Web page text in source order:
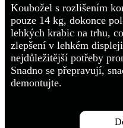
Koubožel s rozlišením
pouze 14 kg, dokonce
lehkých krabic na trhu,
zlepšení v lehkém
nejdůležitější potřeby
Snadno se přepravují,
demontujte.